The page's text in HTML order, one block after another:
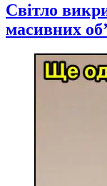
Світло
масивних